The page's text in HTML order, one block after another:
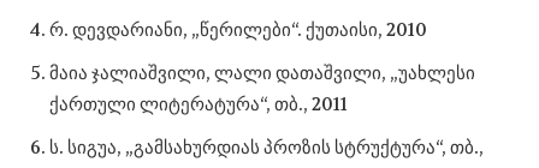
რ. დევდარიანი, „წერილები“. ქუთაისი, 2010
მაია ჯალიაშვილი, ლალი დათაშვილი, „უახლესი
ქართული ლიტერატურა“, თბ., 2011
ს. სიგუა, „გამსახურდიას პროზის სტრუქტურა“, თბ.,